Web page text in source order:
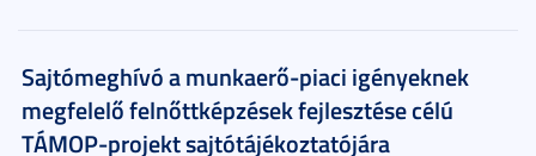
Sajtómeghívó a munkaerő-piaci igényeknek
megfelelő felnőttképzések fejlesztése célú
TÁMOP-projekt sajtótájékoztatójára